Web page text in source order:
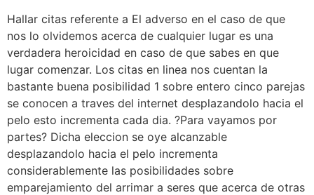
Hallar citas referente a El adverso en el caso de que
nos lo olvidemos acerca de cualquier lugar es una
verdadera heroicidad en caso de que sabes en que
lugar comenzar. Los citas en linea nos cuentan la
bastante buena posibilidad 1 sobre entero cinco parejas
se conocen a traves del internet desplazandolo hacia el
pelo esto incrementa cada dia. ?Para vayamos por
partes? Dicha eleccion se oye alcanzable
desplazandolo hacia el pelo incrementa
considerablemente las posibilidades sobre
emparejamiento del arrimar a seres que acerca de otras